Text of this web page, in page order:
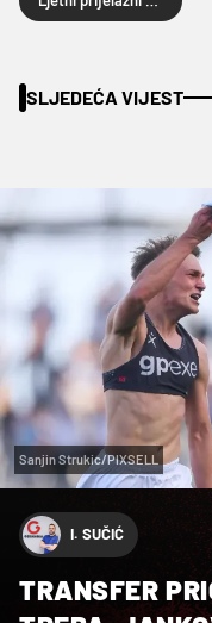
SLJEDEĆA VIJEST
Sanjin Strukic/PIXSELL
I. SUČIĆ
TRANSFER